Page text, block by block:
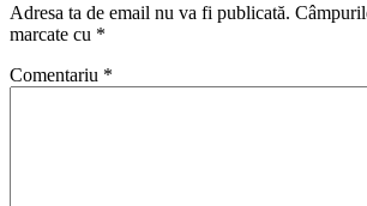
Adresa ta de email nu va fi publicată.
marcate cu *
Comentariu *